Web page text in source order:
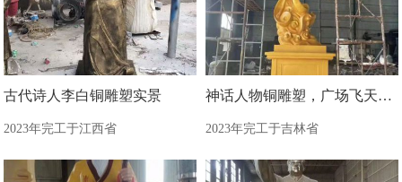
古代诗人李白铜雕塑实景
2023年完工于江西省
神话人物铜雕塑，广场飞天铜雕塑制造商
2023年完工于吉林省